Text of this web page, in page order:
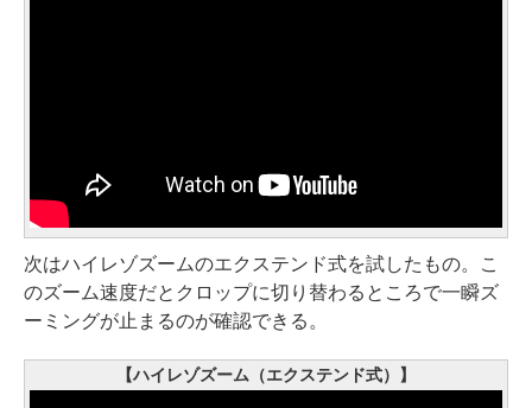
次はハイレゾズームのエクステンド式を試したもの。こ
のズーム速度だとクロップに切り替わるところで一瞬ズ
ーミングが止まるのが確認できる。
【ハイレゾズーム（エクステンド式）】